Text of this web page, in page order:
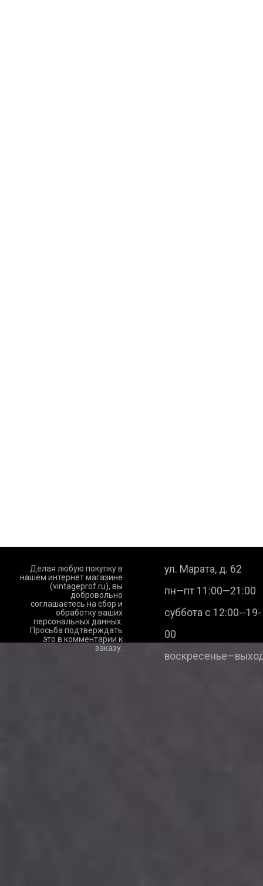
Делая любую покупку в
нашем интернет магазине
(vintageprof.ru), вы
добровольно
соглашаетесь на сбор и
обработку ваших
персональных данных.
Просьба подтверждать
это в комментарии к
заказу.
ул. Марата, д. 62
пн—пт 11:00—21:00
суббота с 12:00--19-
00